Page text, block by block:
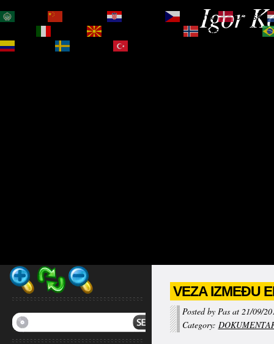
Igor
VEZA IZMEĐU
Posted by Pas at 21/09/
Category:
Čeština‎
Dansk
Norsk bokmål